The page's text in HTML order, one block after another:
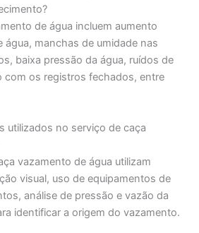
de água incluem aumento
água, manchas de umidade nas
baixa pressão da água, ruídos de
com os registros fechados, entre
utilizados no serviço de caça
vazamento de água utilizam
visual, uso de equipamentos de
análise de pressão e vazão da
identificar a origem do vazamento.